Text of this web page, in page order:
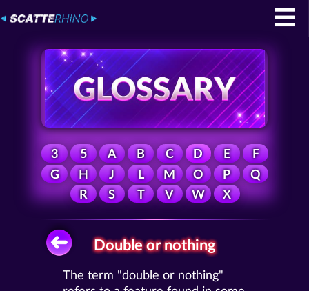
3 5 A B C D E
F
G
H J L M O P
Q
R
S T V W X
Double or nothing
The term "double or nothing"